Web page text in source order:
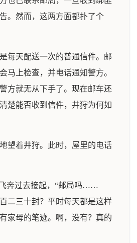
。然而，这两方面都扑了个
每天配送一次的普通信件。邮
马上检查，并电话通知警方。
方就无从下手了。现在邮车还
楚能否收到信件，井狩为何如
望着井狩。此时，屋里的电话
奔过去接起，“邮局吗……
二三十封？平时每天都是这样
家母的笔迹。啊，没有？真的